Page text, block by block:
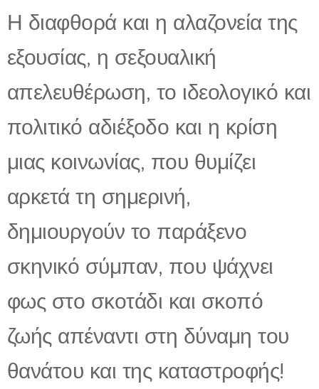
Η διαφθορά και η αλαζονεία της
εξουσίας, η σεξουαλική
απελευθέρωση, το ιδεολογικό και
πολιτικό αδιέξοδο και η κρίση
μιας κοινωνίας, που θυμίζει
αρκετά τη σημερινή,
δημιουργούν το παράξενο
σκηνικό σύμπαν, που ψάχνει
φως στο σκοτάδι και σκοπό
ζωής απέναντι στη δύναμη του
θανάτου και της καταστροφής!